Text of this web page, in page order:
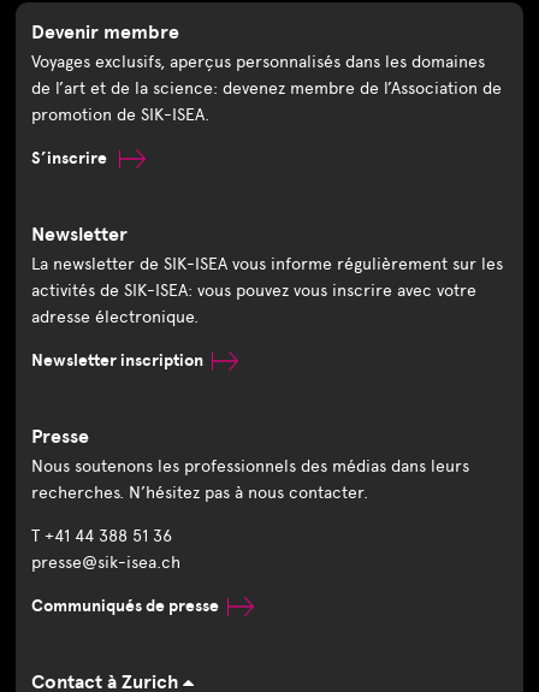
Devenir membre
Voyages exclusifs, aperçus personnalisés dans les domaines
de l’art et de la science: devenez membre de l’Association de
promotion de SIK-ISEA.
S’inscrire
Newsletter
La newsletter de SIK-ISEA vous informe régulièrement sur les
activités de SIK-ISEA: vous pouvez vous inscrire avec votre
adresse électronique.
Newsletter inscription
Presse
Nous soutenons les professionnels des médias dans leurs
recherches. N’hésitez pas à nous contacter.
T +41 44 388 51 36
presse@sik-isea.ch
Communiqués de presse
Contact à Zurich